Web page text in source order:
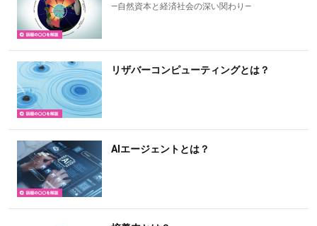
―自然資本と経済社会の深い関わり―
リザバーコンピューティングとは？
AIエージェントとは？